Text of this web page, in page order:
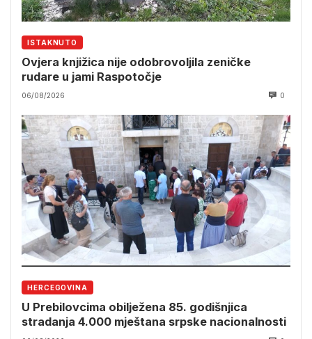
ISTAKNUTO
Ovjera knjižica nije odobrovoljila zeničke
rudare u jami Raspotočje
06/08/2026 0
HERCEGOVINA
U Prebilovcima obilježena 85. godišnjica
stradanja 4.000 mještana srpske nacionalnosti